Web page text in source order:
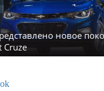
новое
Cruze